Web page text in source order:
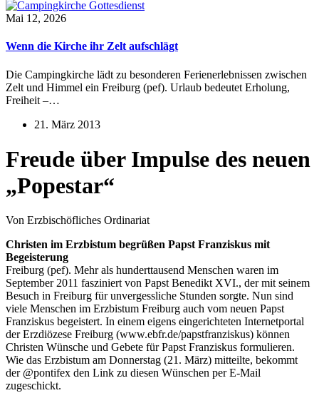
Mai 12, 2026
Wenn die Kirche ihr Zelt aufschlägt
Die Campingkirche lädt zu besonderen Ferienerlebnissen zwischen
Zelt und Himmel ein Freiburg (pef). Urlaub bedeutet Erholung,
Freiheit –…
21. März 2013
Freude über Impulse des neuen
„Popestar“
Von Erzbischöfliches Ordinariat
Christen im Erzbistum begrüßen Papst Franziskus mit
Begeisterung
Freiburg (pef). Mehr als hunderttausend Menschen waren im
September 2011 fasziniert von Papst Benedikt XVI., der mit seinem
Besuch in Freiburg für unvergessliche Stunden sorgte. Nun sind
viele Menschen im Erzbistum Freiburg auch vom neuen Papst
Franziskus begeistert. In einem eigens eingerichteten Internetportal
der Erzdiözese Freiburg (www.ebfr.de/papstfranziskus) können
Christen Wünsche und Gebete für Papst Franziskus formulieren.
Wie das Erzbistum am Donnerstag (21. März) mitteilte, bekommt
der @pontifex den Link zu diesen Wünschen per E-Mail
zugeschickt.